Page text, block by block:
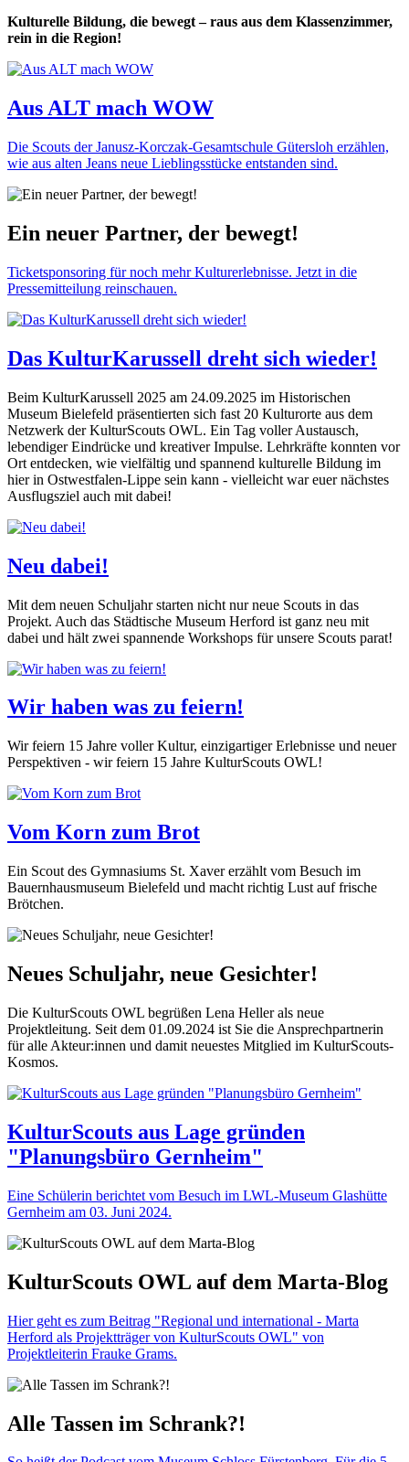
Kulturelle Bildung, die bewegt – raus aus dem Klassenzimmer,
rein in die Region!
Aus ALT mach WOW
Die Scouts der Janusz-Korczak-Gesamtschule Gütersloh erzählen,
wie aus alten Jeans neue Lieblingsstücke entstanden sind.
Ein neuer Partner, der bewegt!
Ticketsponsoring für noch mehr Kulturerlebnisse. Jetzt in die
Pressemitteilung reinschauen.
Das KulturKarussell dreht sich wieder!
Beim KulturKarussell 2025 am 24.09.2025 im Historischen
Museum Bielefeld präsentierten sich fast 20 Kulturorte aus dem
Netzwerk der KulturScouts OWL. Ein Tag voller Austausch,
lebendiger Eindrücke und kreativer Impulse. Lehrkräfte konnten vor
Ort entdecken, wie vielfältig und spannend kulturelle Bildung im
hier in Ostwestfalen-Lippe sein kann - vielleicht war euer nächstes
Ausflugsziel auch mit dabei!
Neu dabei!
Mit dem neuen Schuljahr starten nicht nur neue Scouts in das
Projekt. Auch das Städtische Museum Herford ist ganz neu mit
dabei und hält zwei spannende Workshops für unsere Scouts parat!
Wir haben was zu feiern!
Wir feiern 15 Jahre voller Kultur, einzigartiger Erlebnisse und neuer
Perspektiven - wir feiern 15 Jahre KulturScouts OWL!
Vom Korn zum Brot
Ein Scout des Gymnasiums St. Xaver erzählt vom Besuch im
Bauernhausmuseum Bielefeld und macht richtig Lust auf frische
Brötchen.
Neues Schuljahr, neue Gesichter!
Die KulturScouts OWL begrüßen Lena Heller als neue
Projektleitung. Seit dem 01.09.2024 ist Sie die Ansprechpartnerin
für alle Akteur:innen und damit neuestes Mitglied im KulturScouts-
Kosmos.
KulturScouts aus Lage gründen
"Planungsbüro Gernheim"
Eine Schülerin berichtet vom Besuch im LWL-Museum Glashütte
Gernheim am 03. Juni 2024.
KulturScouts OWL auf dem Marta-Blog
Hier geht es zum Beitrag "Regional und international - Marta
Herford als Projektträger von KulturScouts OWL" von
Projektleiterin Frauke Grams.
Alle Tassen im Schrank?!